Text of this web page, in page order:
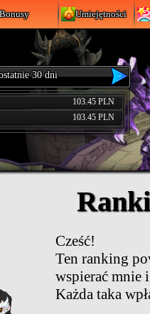
Umiejętności
30 dni
103.45 PLN
103.45 PLN
Cześć!
Ten ranking
wspierać mnie
Każda taka